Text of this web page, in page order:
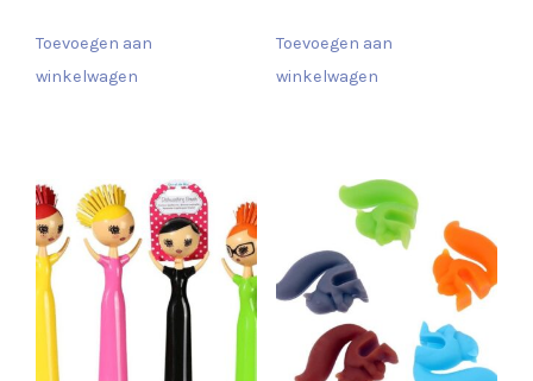
Toevoegen aan
winkelwagen
Toevoegen aan
winkelwagen